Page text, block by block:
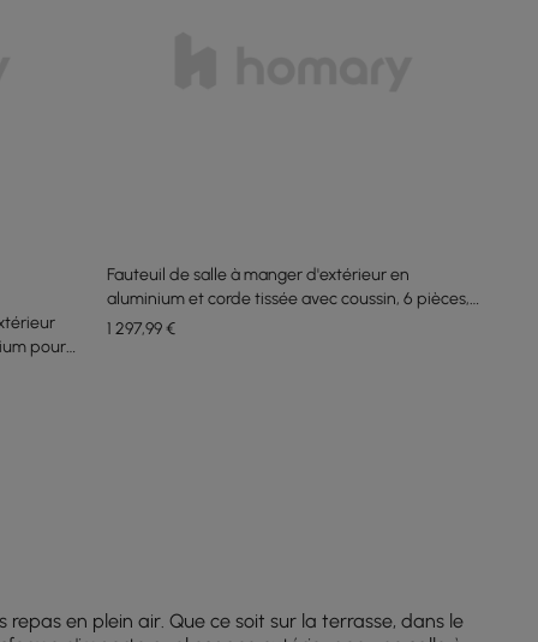
pour 8
Fauteuil de salle à manger d'extérieur en
aluminium et corde tissée avec coussin, 6 pièces,
beige
1 297,99€
en plein air. Que ce soit sur la terrasse, dans le